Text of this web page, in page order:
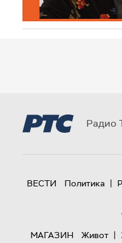
Радио
ВЕСТИ Политика |
МАГАЗИН
Живот |